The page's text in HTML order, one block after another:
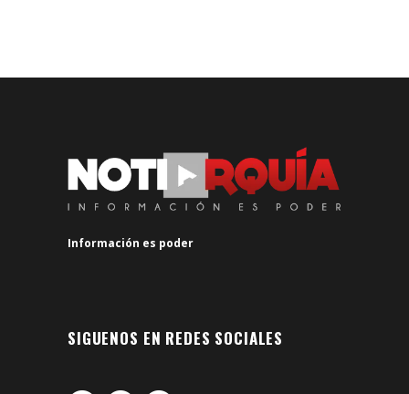
Información es poder
SIGUENOS EN REDES SOCIALES